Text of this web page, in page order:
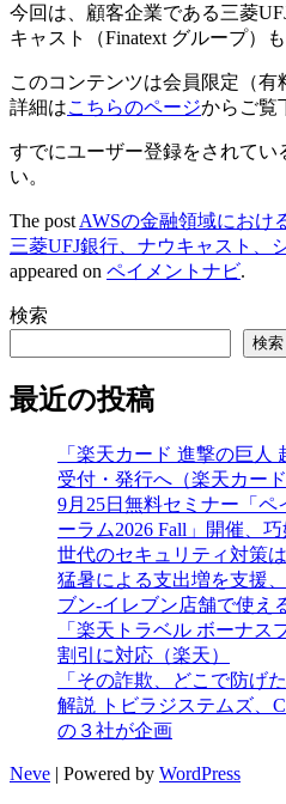
今回は、顧客企業である三菱
キャスト（Finatext グループ）も
このコンテンツは会員限定（有
詳細はこちらのページからご覧
すでにユーザー登録をされてい
い。
The post AWSの金融領域にお
三菱UFJ銀行、ナウキャスト、
appeared on ペイメントナビ.
検索
検索
最近の投稿
「楽天カード 進撃の巨人
受付・発行へ（楽天カード
9月25日無料セミナー「
ーラム2026 Fall」開催、
世代のセキュリティ対策
猛暑による支出増を支援
ブン‐イレブン店舗で使え
「楽天トラベル ボーナ
割引に対応（楽天）
「その詐欺、どこで防げ
解説 トビラジステムズ、
の３社が企画
Neve | Powered by WordPress